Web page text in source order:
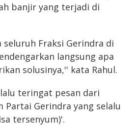
banjir yang terjadi di
Fraksi Gerindra di
langsung apa
solusinya,'' kata Rahul.
teringat pesan dari
Partai Gerindra yang selalu
tersenyum)'.